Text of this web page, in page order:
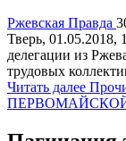
Ржевская Правда
Тверь, 01.05.2018,
делегации из
трудовых
Читать далее